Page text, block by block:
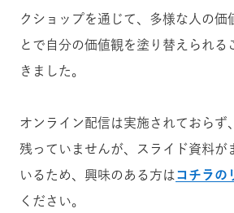
クショップを通じて、多様な人の価
とで自分の価値観を塗り替えられる
きました。
オンライン配信は実施されておらず
残っていませんが、スライド資料が
いるため、興味のある方は コチラの
ください。